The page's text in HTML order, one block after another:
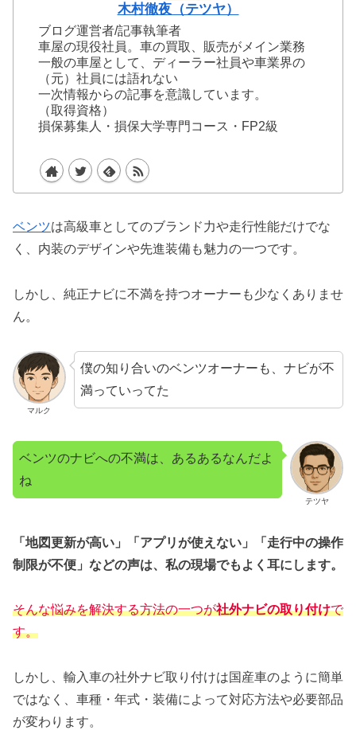
木村徹夜（テツヤ）
ブログ運営者/記事執筆者
車屋の現役社員。車の買取、販売がメイン業務
一般の車屋として、ディーラー社員や車業界の
（元）社員には語れない
一次情報からの記事を意識しています。
（取得資格）
損保募集人・損保大学専門コース・FP2級
ベンツは高級車としてのブランド力や走行性能だけでな
く、内装のデザインや先進装備も魅力の一つです。
しかし、純正ナビに不満を持つオーナーも少なくありませ
ん。
マルク
僕の知り合いのベンツオーナーも、ナビが不
満っていってた
テツヤ
ベンツのナビへの不満は、あるあるなんだよ
ね
「地図更新が高い」「アプリが使えない」「走行中の操作
制限が不便」などの声は、私の現場でもよく耳にします。
そんな悩みを解決する方法の一つが社外ナビの取り付けで
す。
しかし、輸入車の社外ナビ取り付けは国産車のように簡単
ではなく、車種・年式・装備によって対応方法や必要部品
が変わります。